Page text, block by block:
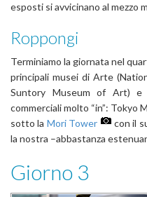
esposti si avvicinano al mezzo
Roppongi
Terminiamo la giornata nel
principali musei di Arte
Suntory Museum of Art) e
commerciali molto “in”: Tokyo
sotto la Mori Tower con il
la nostra –abbastanza
Giorno 3